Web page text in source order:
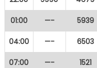
01:00 —- 5939
04:00 —- 6503
07:00 —- 1521